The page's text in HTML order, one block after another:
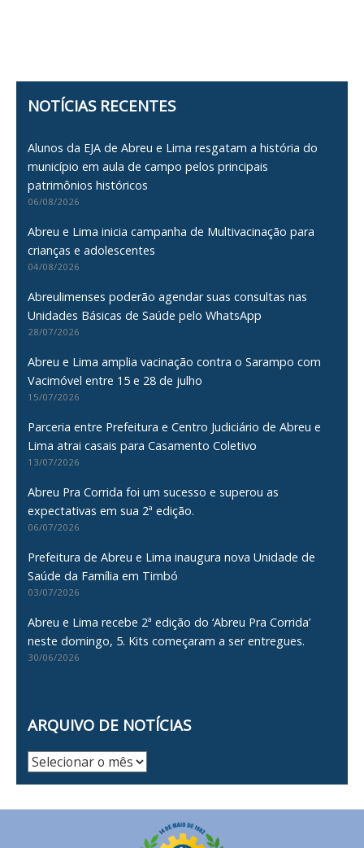
NOTÍCIAS RECENTES
Alunos da EJA de Abreu e Lima resgatam a história do
município em aula de campo pelos principais
patrimônios históricos
06/08/2026
Abreu e Lima inicia campanha de Multivacinação para
crianças e adolescentes
04/08/2026
Abreulimenses poderão agendar suas consultas nas
Unidades Básicas de Saúde pelo WhatsApp
28/07/2026
Abreu e Lima amplia vacinação contra o Sarampo com
Vacimóvel entre 15 e 28 de julho
15/07/2026
Parceria entre Prefeitura e Centro Judiciário de Abreu e
Lima atrai casais para Casamento Coletivo
13/07/2026
Abreu Pra Corrida foi um sucesso e superou as
expectativas em sua 2ª edição.
06/07/2026
Prefeitura de Abreu e Lima inaugura nova Unidade de
Saúde da Família em Timbó
03/07/2026
Abreu e Lima recebe 2ª edição do ‘Abreu Pra Corrida’
neste domingo, 5. Kits começaram a ser entregues.
30/06/2026
ARQUIVO DE NOTÍCIAS
Arquivo